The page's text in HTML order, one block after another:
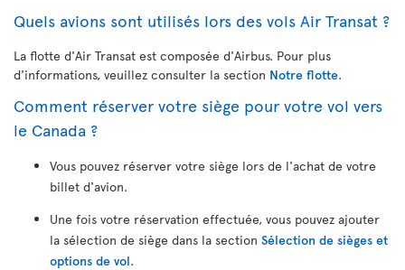
Quels avions sont utilisés lors des vols Air Transat ?
La flotte d'Air Transat est composée d'Airbus. Pour plus
d'informations, veuillez consulter la section Notre flotte.
Comment réserver votre siège pour votre vol vers
le Canada ?
Vous pouvez réserver votre siège lors de l'achat de votre
billet d'avion.
Une fois votre réservation effectuée, vous pouvez ajouter
la sélection de siège dans la section Sélection de sièges et
options de vol.